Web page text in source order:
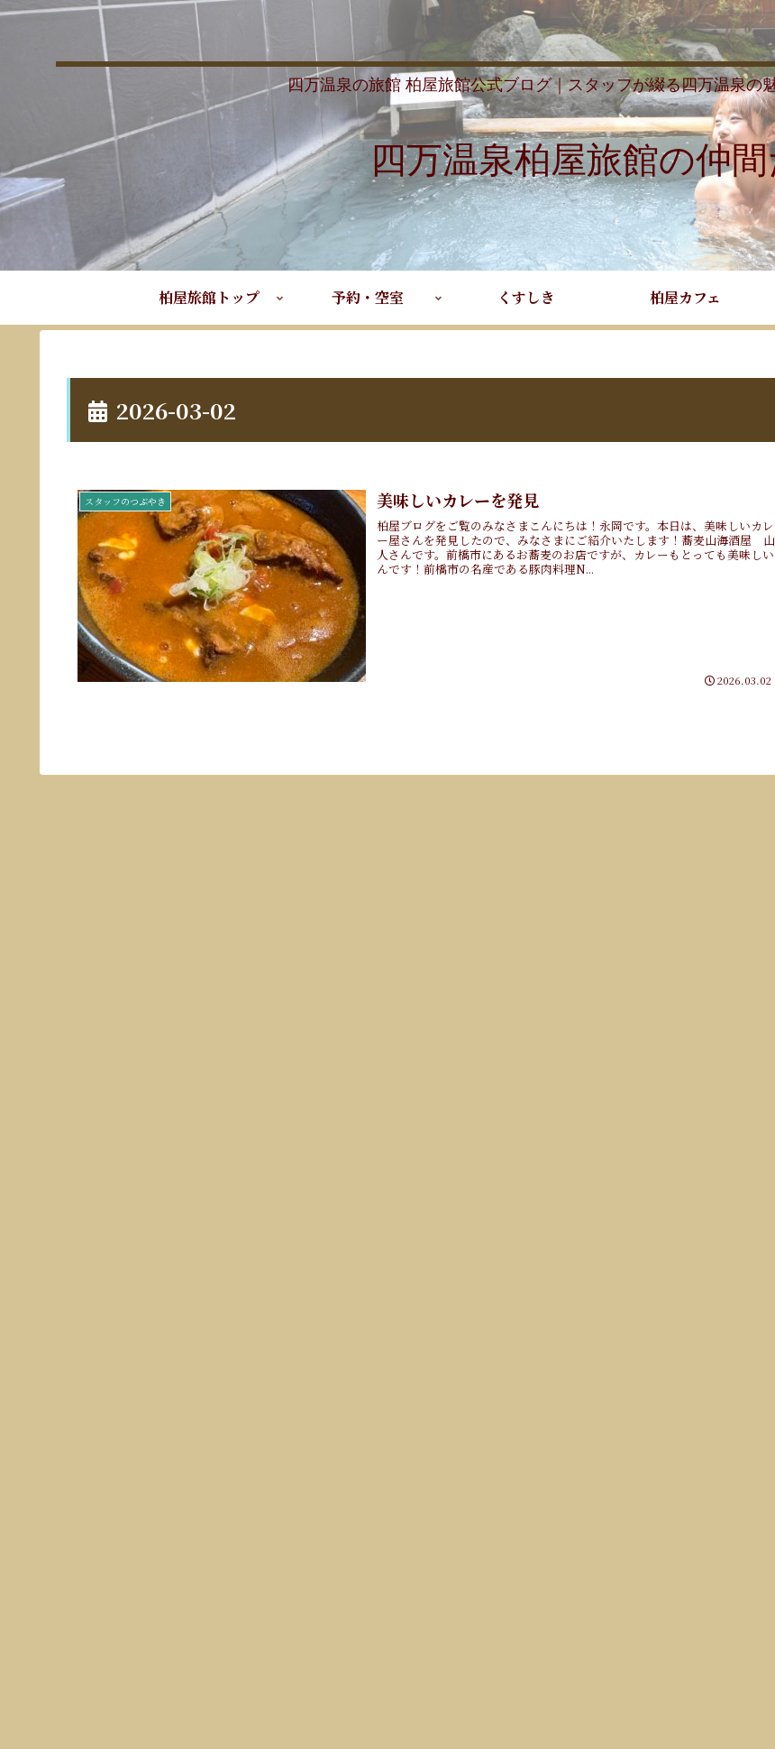
四万温泉の旅館 柏屋旅館公式ブログ｜スタッフが綴る四万温泉の
四万温泉柏屋旅館の仲
柏屋旅館トップ 予約・空室 くすしき 柏屋カフェ
2026-03-02
スタッフのつぶやき 美味しいカレーを発見
柏屋ブログをご覧のみなさまこんにちは！永岡です。本日は、美味しいカレ
ー屋さんを発見したので、みなさまにご紹介いたします！蕎麦山海酒屋 山
人さんです。前橋市にあるお蕎麦のお店ですが、カレーもとっても美味しい
んです！前橋市の名産である豚肉料理N...
2026.03.02